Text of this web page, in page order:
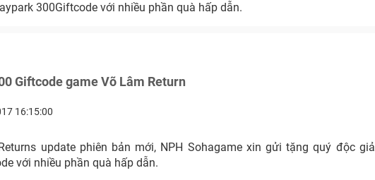
300Giftcode với nhiều phần quà hấp dẫn.
Giftcode game Võ Lâm Return
16:15:00
update phiên bản mới, NPH Sohagame xin gửi tặng quý độc giả
với nhiều phần quà hấp dẫn.